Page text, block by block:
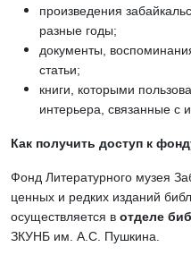
произведения
разные годы;
документы,
статьи;
книги, которыми
интерьера, связанные с
Как получить доступ к
Фонд Литературного музея
ценных и редких изданий
осуществляется в отделе
ЗКУНБ им. А.С. Пушкина.